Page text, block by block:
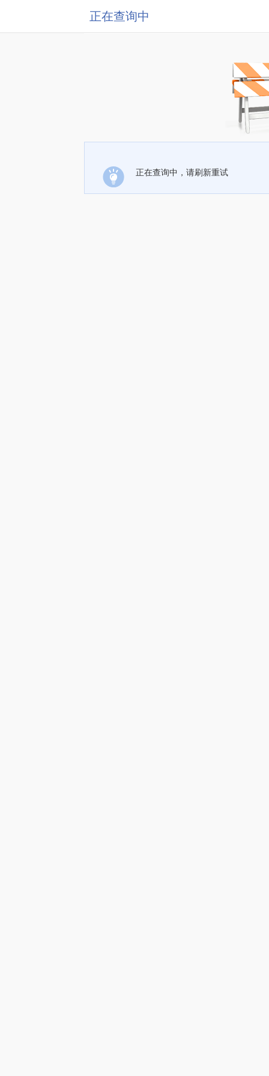
正在查询中
正在查询中，请刷新重试